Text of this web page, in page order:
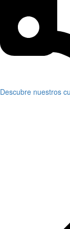
Descubre nuestros